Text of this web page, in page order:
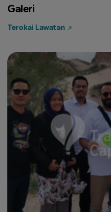
Galeri
Terokai Lawatan